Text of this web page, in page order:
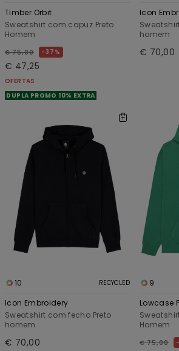
Timber Orbit
Sweatshirt com capuz Preto
Homem
€ 75,00 37%
€ 47,25
OFERTAS
DUPLA PROMO 10% EXTRA
Icon
homem
€ 70,00
10 RECYCLED
Icon Embroidery
Sweatshirt com fecho Preto
homem
€ 70,00
9
Lowcase
Homem
€ 75,00